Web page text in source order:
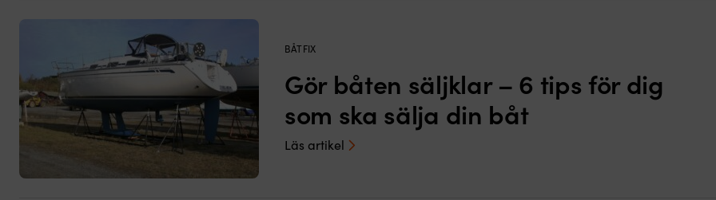
BÅTFIX
Gör båten säljklar – 6 tips för dig
som ska sälja din båt
Läs artikel